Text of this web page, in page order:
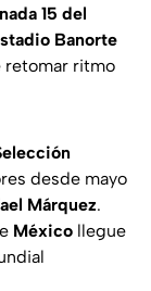
15 del
Banorte
retomar ritmo
desde mayo
Márquez.
México llegue